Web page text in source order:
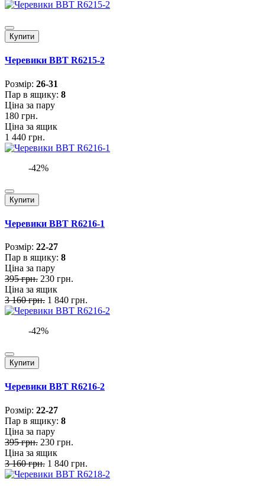
Купити
Черевики BBT R6215-2
Розмiр: 26-31
Пар в ящику: 8
Ціна за пару
180 грн.
Ціна за ящик
1 440 грн.
-42%
Купити
Черевики BBT R6216-1
Розмiр: 22-27
Пар в ящику: 8
Ціна за пару
395 грн. 230 грн.
Ціна за ящик
3 160 грн. 1 840 грн.
-42%
Купити
Черевики BBT R6216-2
Розмiр: 22-27
Пар в ящику: 8
Ціна за пару
395 грн. 230 грн.
Ціна за ящик
3 160 грн. 1 840 грн.